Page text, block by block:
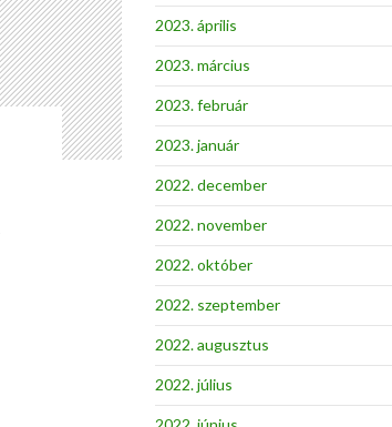
2023. április
2023. március
2023. február
2023. január
2022. december
2022. november
2022. október
2022. szeptember
2022. augusztus
2022. július